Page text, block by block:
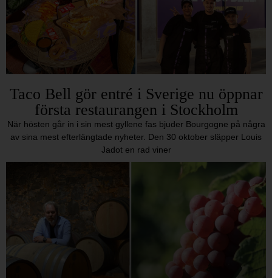
Taco Bell gör entré i Sverige nu öppnar
första restaurangen i Stockholm
När hösten går in i sin mest gyllene fas bjuder Bourgogne på några
av sina mest efterlängtade nyheter. Den 30 oktober släpper Louis
Jadot en rad viner